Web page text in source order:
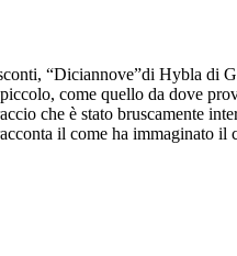
“Diciannove”di Hybla di
come quello da dove
che è stato bruscamente
il come ha immaginato